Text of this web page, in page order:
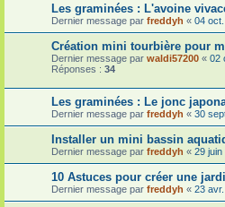
Les graminées : L'avoine
Dernier message par freddyh « 04
Création mini tourbière pour
Dernier message par waldi57200 « 02
Réponses : 34
Les graminées : Le jonc
Dernier message par freddyh « 30
Installer un mini bassin
Dernier message par freddyh « 29 juin
10 Astuces pour créer une
Dernier message par freddyh « 23